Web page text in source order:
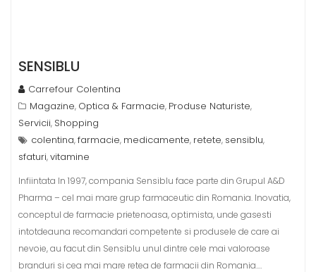
SENSIBLU
Carrefour Colentina
Magazine, Optica & Farmacie, Produse Naturiste,
Servicii, Shopping
colentina,farmacie, medicamente, retete, sensiblu,
sfaturi,vitamine
Infiintata In 1997, compania Sensiblu face parte din Grupul A&D
Pharma – cel mai mare grup farmaceutic din Romania. Inovatia,
conceptul de farmacie prietenoasa, optimista, unde gasesti
intotdeauna recomandari competente si produsele de care ai
nevoie, au facut din Sensiblu unul dintre cele mai valoroase
branduri si cea mai mare retea de farmacii din Romania.…